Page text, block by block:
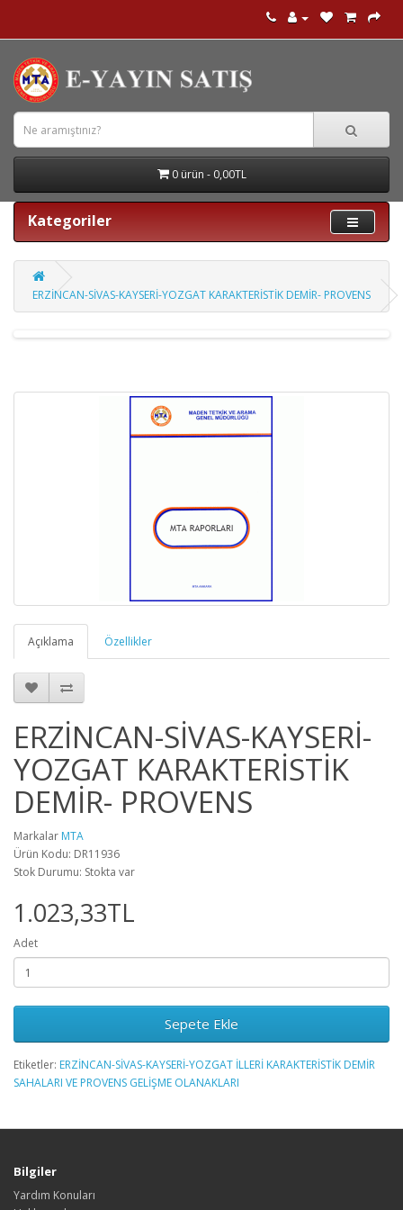
0 ürün - 0,00TL
Kategoriler
ERZİNCAN-SİVAS-KAYSERİ-YOZGAT KARAKTERİSTİK DEMİR- PROVENS
Açıklama Özellikler
ERZİNCAN-SİVAS-KAYSERİ-
YOZGAT KARAKTERİSTİK
DEMİR- PROVENS
Markalar MTA
Ürün Kodu: DR11936
Stok Durumu: Stokta var
1.023,33TL
Adet
Sepete Ekle
Etiketler: ERZİNCAN-SİVAS-KAYSERİ-YOZGAT İLLERİ KARAKTERİSTİK DEMİR
SAHALARI VE PROVENS GELİŞME OLANAKLARI
Bilgiler
Yardım Konuları